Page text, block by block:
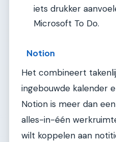
iets drukker
Microsoft To Do.
Notion
Het combineert
ingebouwde kalender
Notion is meer dan
alles-in-één
wilt koppelen aan